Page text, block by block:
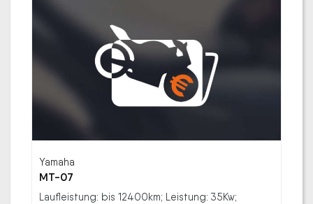
Yamaha
MT-07
Laufleistung: bis 12400km; Leistung: 35Kw;